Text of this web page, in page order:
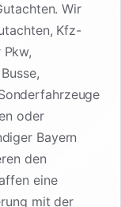
Wir
Kfz-
oder
Bayern
den
eine
mit der